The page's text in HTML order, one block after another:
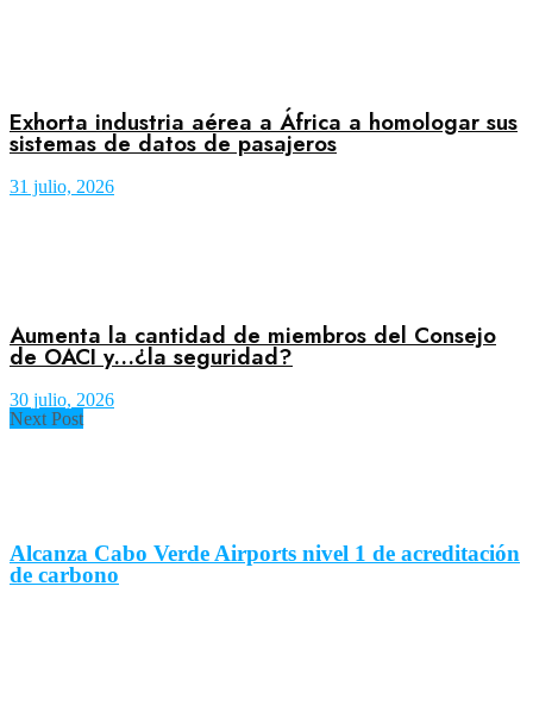
Exhorta industria aérea a África a homologar sus
sistemas de datos de pasajeros
31 julio, 2026
Aumenta la cantidad de miembros del Consejo
de OACI y…¿la seguridad?
30 julio, 2026
Next Post
Alcanza Cabo Verde Airports nivel 1 de acreditación
de carbono